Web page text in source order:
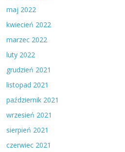
maj 2022
kwiecień 2022
marzec 2022
luty 2022
grudzień 2021
listopad 2021
październik 2021
wrzesień 2021
sierpień 2021
czerwiec 2021